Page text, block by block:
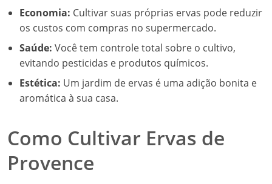
Economia: Cultivar suas próprias ervas pode reduzir
os custos com compras no supermercado.
Saúde: Você tem controle total sobre o cultivo,
evitando pesticidas e produtos químicos.
Estética: Um jardim de ervas é uma adição bonita e
aromática à sua casa.
Como Cultivar Ervas de
Provence